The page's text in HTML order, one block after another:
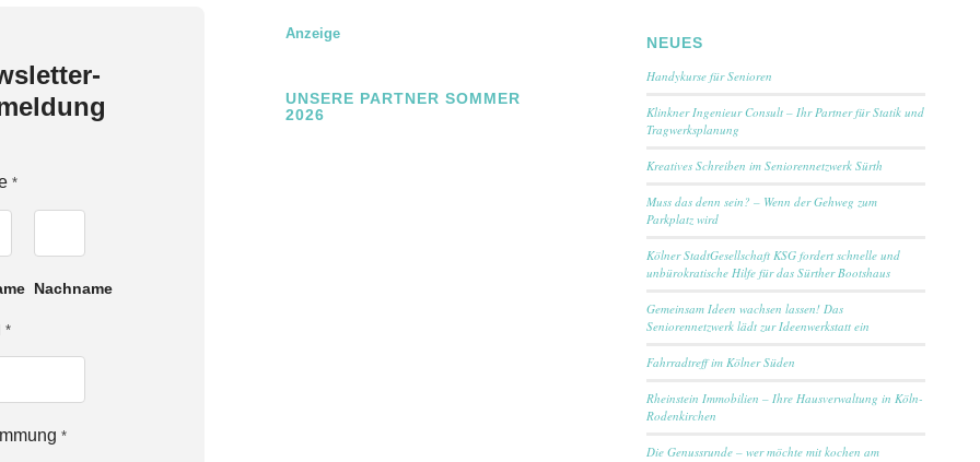
*
Nachname
*
*
Anzeige
UNSERE PARTNER SOMMER
2026
NEUES
Handykurse für Senioren
Klinkner Ingenieur Consult – Ihr Partner für Statik und
Tragwerksplanung
Kreatives Schreiben im Seniorennetzwerk Sürth
Muss das denn sein? – Wenn der Gehweg zum
Parkplatz wird
Kölner StadtGesellschaft KSG fordert schnelle und
unbürokratische Hilfe für das Sürther Bootshaus
Gemeinsam Ideen wachsen lassen! Das
Seniorennetzwerk lädt zur Ideenwerkstatt ein
Fahrradtreff im Kölner Süden
Rheinstein Immobilien – Ihre Hausverwaltung in Köln-
Rodenkirchen
Die Genussrunde – wer möchte mit kochen am